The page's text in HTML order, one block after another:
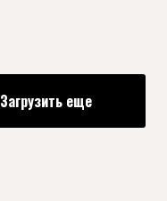
Загрузить еще